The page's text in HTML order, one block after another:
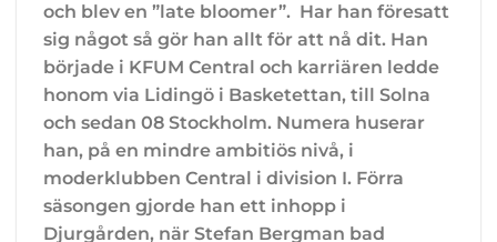
och blev en ”late bloomer”. Har han föresatt
sig något så gör han allt för att nå dit. Han
började i KFUM Central och karriären ledde
honom via Lidingö i Basketettan, till Solna
och sedan 08 Stockholm. Numera huserar
han, på en mindre ambitiös nivå, i
moderklubben Central i division I. Förra
säsongen gjorde han ett inhopp i
Djurgården, när Stefan Bergman bad